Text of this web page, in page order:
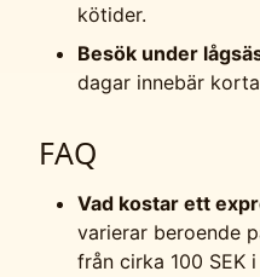
kötider.
Besök under
dagar innebär
FAQ
Vad kostar ett
varierar beroende
från cirka 100 SEK